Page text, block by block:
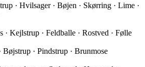
· Hvilsager · Bøjen · Skørring · Lime ·
· Kejlstrup · Feldballe · Rostved · Følle
· Pindstrup · Brunmose